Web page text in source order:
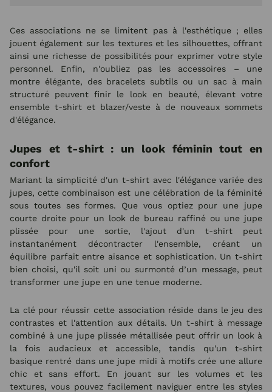
Ces associations ne se limitent pas à l'esthétique ; elles
jouent également sur les textures et les silhouettes, offrant
ainsi une richesse de possibilités pour exprimer votre style
personnel. Enfin, n'oubliez pas les accessoires – une
montre élégante, des bracelets subtils ou un sac à main
structuré peuvent finir le look en beauté, élevant votre
ensemble t-shirt et blazer/veste à de nouveaux sommets
d'élégance.
Jupes et t-shirt : un look féminin tout en
confort
Mariant la simplicité d'un t-shirt avec l'élégance variée des
jupes, cette combinaison est une célébration de la féminité
sous toutes ses formes. Que vous optiez pour une jupe
courte droite pour un look de bureau raffiné ou une jupe
plissée pour une sortie, l'ajout d'un t-shirt peut
instantanément décontracter l'ensemble, créant un
équilibre parfait entre aisance et sophistication. Un t-shirt
bien choisi, qu'il soit uni ou surmonté d’un message, peut
transformer une jupe en une tenue moderne.
La clé pour réussir cette association réside dans le jeu des
contrastes et l'attention aux détails. Un t-shirt à message
combiné à une jupe plissée métallisée peut offrir un look à
la fois audacieux et accessible, tandis qu'un t-shirt
basique rentré dans une jupe midi à motifs crée une allure
chic et sans effort. En jouant sur les volumes et les
textures, vous pouvez facilement naviguer entre les styles